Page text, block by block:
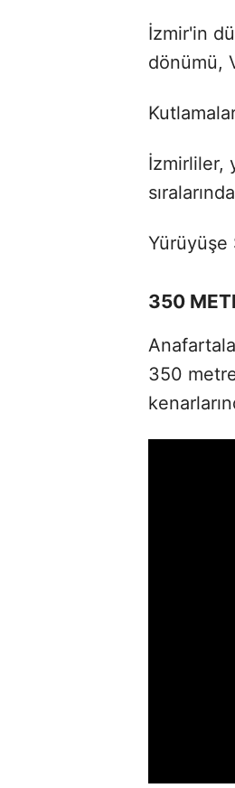
İzmir'in
dönümü,
İzmirliler,
Yürüyüşe
350
350